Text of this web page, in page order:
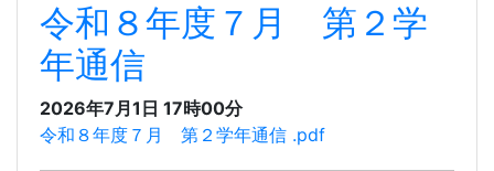
令和８年度７月 第２学
年通信
2026年7月1日 17時00分
令和８年度７月 第２学年通信 .pdf